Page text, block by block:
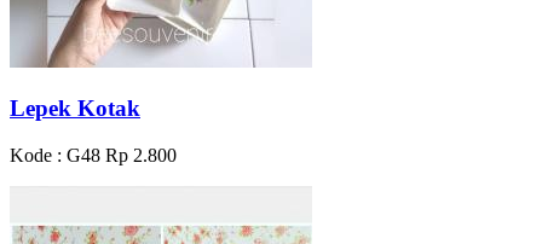
Lepek Kotak
Kode : G48 Rp 2.800